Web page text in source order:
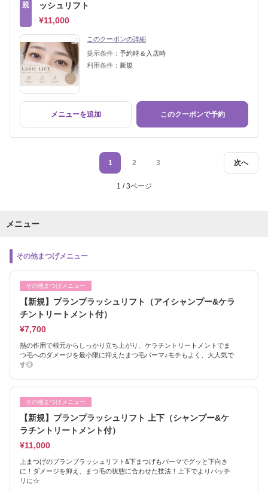
規
ッシュリフト
¥11,000
このクーポンの詳細
提示条件： 予約時＆入店時
利用条件： 新規
メニューを追加 このクーポンで予約
次へ
1 2 3
1 / 3ページ
メニュー
その他まつげメニュー
その他まつげメニュー
【新規】プランプラッシュリフト（アイシャンプー&ケラ
チントリートメント付）
¥7,700
熱の作用で根元からしっかり立ち上がり、ケラチントリートメントでま
つ毛へのダメージを最小限に抑えたまつ毛パーマ♪モチもよく、大人気で
す◎
その他まつげメニュー
【新規】プランプラッシュリフト 上下（シャンプー&ケ
ラチントリートメント付）
¥11,000
上まつげのプランプラッシュリフト&下まつげもパーマでグッと下向き
に！ダメージを抑え、まつ毛の状態に合わせた技法！上下でよりパッチ
リに☆